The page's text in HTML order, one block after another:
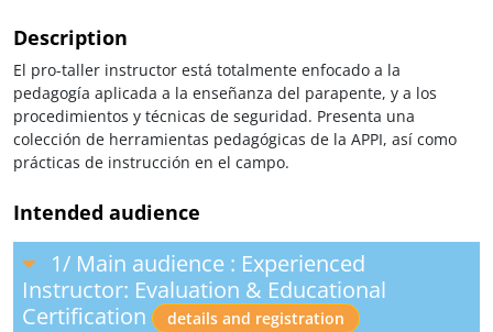
Description
El pro-taller instructor está totalmente enfocado a la
pedagogía aplicada a la enseñanza del parapente, y a los
procedimientos y técnicas de seguridad. Presenta una
colección de herramientas pedagógicas de la APPI, así como
prácticas de instrucción en el campo.
Intended audience
1/ Main audience : Experienced
Instructor: Evaluation & Educational
Certification
details and registration